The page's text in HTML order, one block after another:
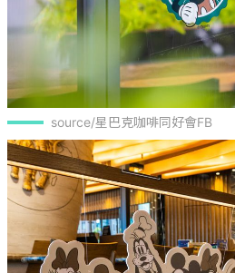
source/星巴克咖啡同好會FB